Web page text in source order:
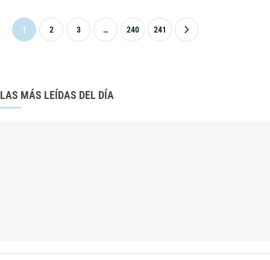
1 2 3 … 240 241
LAS MÁS LEÍDAS DEL DÍA